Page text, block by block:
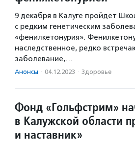
9 декабря в Калуге пройдет
с редким генетическим
«фенилкетонурия».
наследственное, редко
заболевание,…
Анонсы · 04.12.2023 · Здоровье
Фонд «Гольфстрим»
в Калужской области
и наставник»